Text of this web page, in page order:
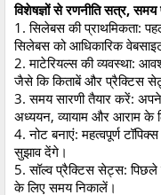
विशेषज्ञों से रणनीति सत्र,
1. सिलेबस की प्राथमिकता:
सिलेबस को आधिकारिक
2. माटेरियल्स की व्यवस्था:
जैसे कि किताबें और प्रैक्टिस
3. समय सारणी तैयार करें:
अध्ययन, व्यायाम और आराम के
4. नोट बनाएं: महत्वपूर्ण
सुझाव देंगे।
5. सॉल्व प्रैक्टिस सेट्स:
के लिए समय निकालें।